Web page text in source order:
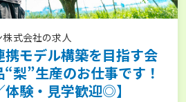
式会社の求人
携モデル構築を目指す会
梨”生産のお仕事です！
体験・見学歓迎◎】